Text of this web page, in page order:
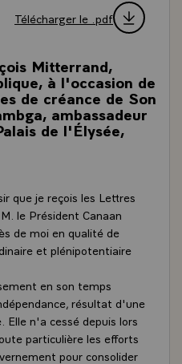
Télécharger le .pdf
Mitterrand,
à l'occasion de
de créance de Son
ambassadeur
de l'Élysée,
que je reçois les Lettres
le Président Canaan
de moi en qualité de
et plénipotentiaire
en son temps
résultat d'une
n'a cessé depuis lors
particulière les efforts
pour consolider